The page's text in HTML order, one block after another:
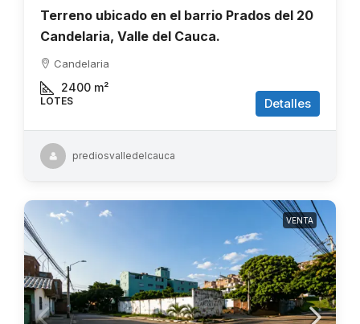
Terreno ubicado en el barrio Prados del 20
Candelaria, Valle del Cauca.
Candelaria
2400 m²
LOTES Detalles
prediosvalledelcauca
VENTA